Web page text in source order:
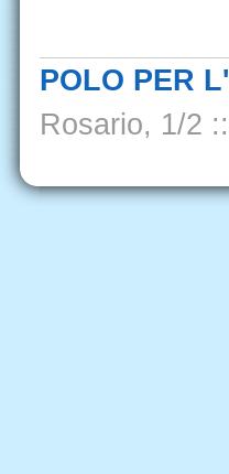
POLO PER
Rosario, 1/2 ::